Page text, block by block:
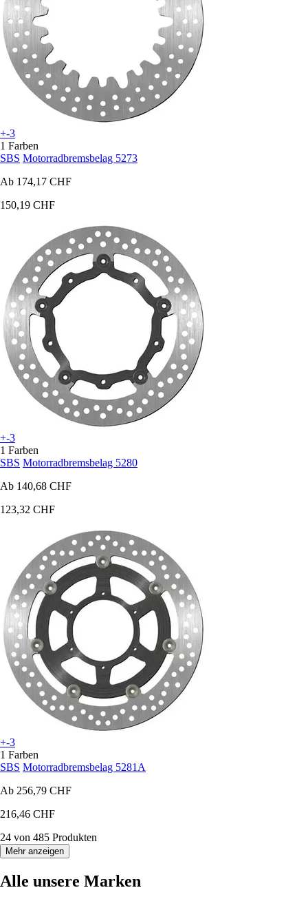
+-3
1 Farben
SBS Motorradbremsbelag 5273
Ab 174,17 CHF
150,19 CHF
+-3
1 Farben
SBS Motorradbremsbelag 5280
Ab 140,68 CHF
123,32 CHF
+-3
1 Farben
SBS Motorradbremsbelag 5281A
Ab 256,79 CHF
216,46 CHF
24 von 485 Produkten
Mehr anzeigen
Alle unsere Marken